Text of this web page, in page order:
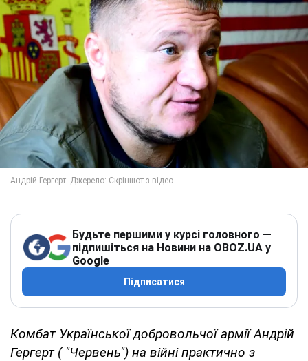
Будьте першими у курсі головного —
підпишіться на Новини на OBOZ.UA у
Google
Підписатися
Комбат Української добровольчої армії Андрій
Гергерт ( "Червень") на війні практично з